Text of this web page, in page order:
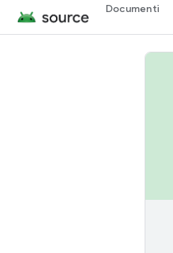
Documenti